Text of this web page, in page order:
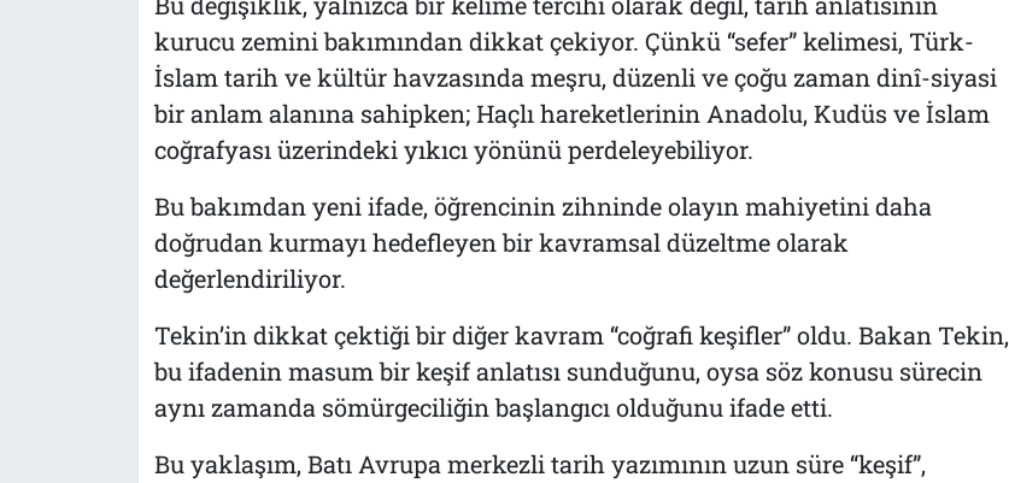
kurucu zemini bakımından dikkat çekiyor. Çünkü “sefer” kelimesi, Türk-
İslam tarih ve kültür havzasında meşru, düzenli ve çoğu zaman dinî-siyasi
bir anlam alanına sahipken; Haçlı hareketlerinin Anadolu, Kudüs ve İslam
coğrafyası üzerindeki yıkıcı yönünü perdeleyebiliyor.
Bu bakımdan yeni ifade, öğrencinin zihninde olayın mahiyetini daha
doğrudan kurmayı hedefleyen bir kavramsal düzeltme olarak
değerlendiriliyor.
Tekin’in dikkat çektiği bir diğer kavram “coğrafi keşifler” oldu. Bakan Tekin,
bu ifadenin masum bir keşif anlatısı sunduğunu, oysa söz konusu sürecin
aynı zamanda sömürgeciliğin başlangıcı olduğunu ifade etti.
Bu yaklaşım, Batı Avrupa merkezli tarih yazımının uzun süre “keşif”,